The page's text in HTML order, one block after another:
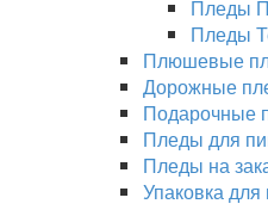
Пледы
Пледы
Плюшевые
Дорожные
Подарочные
Пледы для
Пледы на
Упаковка для